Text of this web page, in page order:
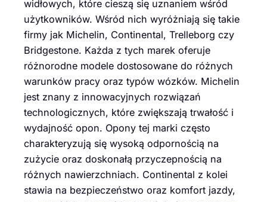
widłowych, które cieszą się uznaniem wśród
użytkowników. Wśród nich wyróżniają się takie
firmy jak Michelin, Continental, Trelleborg czy
Bridgestone. Każda z tych marek oferuje
różnorodne modele dostosowane do różnych
warunków pracy oraz typów wózków. Michelin
jest znany z innowacyjnych rozwiązań
technologicznych, które zwiększają trwałość i
wydajność opon. Opony tej marki często
charakteryzują się wysoką odpornością na
zużycie oraz doskonałą przyczepnością na
różnych nawierzchniach. Continental z kolei
stawia na bezpieczeństwo oraz komfort jazdy,